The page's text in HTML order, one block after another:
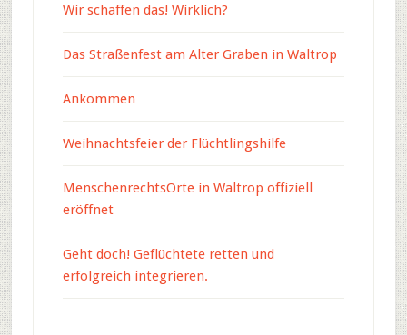
Wir schaffen das! Wirklich?
Das Straßenfest am Alter Graben in Waltrop
Ankommen
Weihnachtsfeier der Flüchtlingshilfe
MenschenrechtsOrte in Waltrop offiziell
eröffnet
Geht doch! Geflüchtete retten und
erfolgreich integrieren.